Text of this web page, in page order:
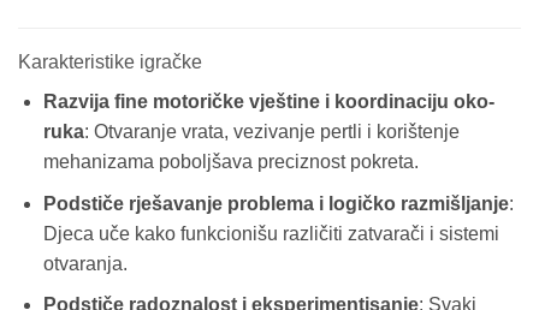
Karakteristike igračke
Razvija fine motoričke vještine i koordinaciju oko-
ruka: Otvaranje vrata, vezivanje pertli i korištenje
mehanizama poboljšava preciznost pokreta.
Podstiče rješavanje problema i logičko razmišljanje:
Djeca uče kako funkcionišu različiti zatvarači i sistemi
otvaranja.
Podstiče radoznalost i eksperimentisanje: Svaki